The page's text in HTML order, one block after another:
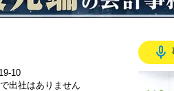
以前より成長スピードが上がったと感じ
10
出社はありません
mic_none